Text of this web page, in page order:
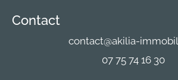
Contact
contact@akilia-
07 75 74 16 30